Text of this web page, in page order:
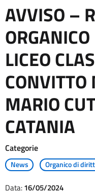
AVVISO –
LICEO
MARIO
CATANIA
Categorie
News Organico di
Data:16/05/2024